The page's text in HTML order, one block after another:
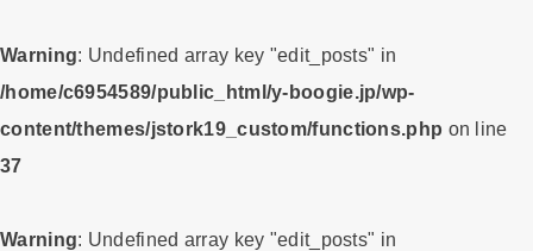
Warning: Undefined array key "edit_posts" in
/home/c6954589/public_html/y-boogie.jp/wp-
content/themes/jstork19_custom/functions.php on line
37
Warning: Undefined array key "edit_posts" in